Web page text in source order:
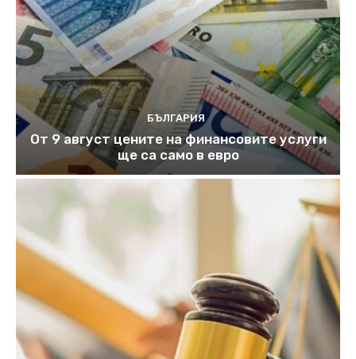
БЪЛГАРИЯ
От 9 август цените на финансовите услуги
ще са само в евро